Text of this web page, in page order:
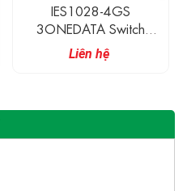
IES1028-4GS
3ONEDATA Switch
Ethernet Công Nghiệp
Không Quản Lí 24 Cổng
Liên hệ